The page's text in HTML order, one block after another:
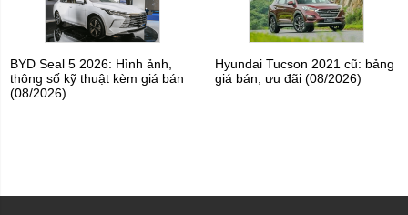
BYD Seal 5 2026: Hình ảnh,
thông số kỹ thuật kèm giá bán
(08/2026)
Hyundai Tucson 2021 cũ: bảng
giá bán, ưu đãi (08/2026)